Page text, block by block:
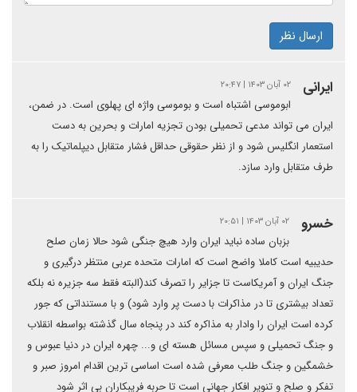
ارسال نظر
ایرانی ۰۲ آبان ۱۴۰۳ | ۲۰:۴۷
ابوموسی اشتباه است و بوموسی واژه ای پهلوی است. در ضمن،
ایران می تواند مدعی تحمیلی بودن تجزیه امارات و بحرین به دست
استعمار انگلیس شود و از نظر حقوقی حداقل فشار متقابل دیپلماتیک را به
طرف متقابل وارد سازد.
خسرو ۰۲ آبان ۱۴۰۳ | ۲۰:۵۱
بزبان ساده نباید ایران وارد هیچ جنگی شود حالا زمان صلح
حدیبیه است کاملا واضح است که امارات متحده عربی منتظر درگیری و
جنگ ایران و آمریکاست تا جزایر را تصرف کند(البته فقط سه جزیره نه بلکه
تعداد بیشتری تا در مذاکرات با دست پر وارد شود) و با مستنداتی که جور
کرده است ایران را وادار به مذاکره کند در پنجاه سال گذشته بواسطه انقلاب
و جنگ تحمیلی و سپس مسائل هسته ای و... چهره ایران در دنیا عبوس و
خشمگین و جنگ طلب معرفی شده است اساسی ترین اقدام امروز صبر و
تفکر و صلح و تنویر افکار جهانی است تا حربه فریبکاران بی اثر شود